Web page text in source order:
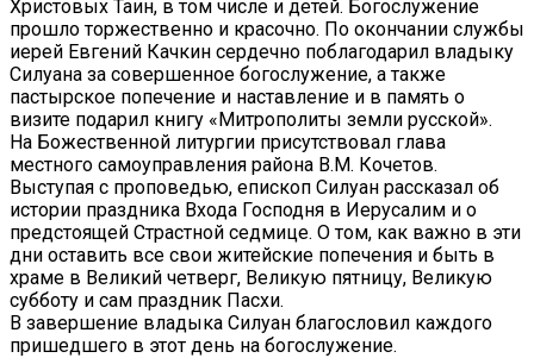
Христовых Таин, в том числе и детей. Богослужение
прошло торжественно и красочно. По окончании службы
иерей Евгений Качкин сердечно поблагодарил владыку
Силуана за совершенное богослужение, а также
пастырское попечение и наставление и в память о
визите подарил книгу «Митрополиты земли русской».
На Божественной литургии присутствовал глава
местного самоуправления района В.М. Кочетов.
Выступая с проповедью, епископ Силуан рассказал об
истории праздника Входа Господня в Иерусалим и о
предстоящей Страстной седмице. О том, как важно в эти
дни оставить все свои житейские попечения и быть в
храме в Великий четверг, Великую пятницу, Великую
субботу и сам праздник Пасхи.
В завершение владыка Силуан благословил каждого
пришедшего в этот день на богослужение.